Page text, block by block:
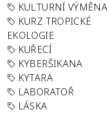
KULTURNÍ VÝMĚNA
KURZ TROPICKÉ
EKOLOGIE
KUŘECÍ
KYBERŠIKANA
KYTARA
LABORATOŘ
LÁSKA